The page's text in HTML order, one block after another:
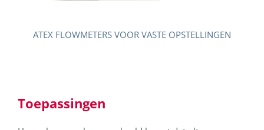
ATEX FLOWMETERS VOOR VASTE OPSTELLINGEN
Toepassingen